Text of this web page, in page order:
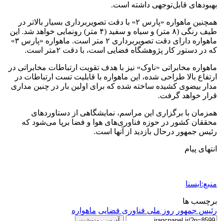
بهبودهای قابل‌توجهی داشته است.
همچنین ماهواره «پارس ۲» با دقت تصویربرداری بسیار بالاتر در
طیف رنگی (۸ متر) و سیاه و سفید (۴ متر) رونمایی خواهد شد. این
ماهواره دارای دقت تصویربرداری ۲ متر است. ماهواره «پارس ۳»
که در دستور کار پژوهشگاه فضایی است، با دقت ۲متر است.
ماهواره مخابراتی «ناوک» نیز با هدف تقویت ارتباطات مخابراتی در
ارتفاع بالا طراحی شده، این ماهواره با قابلیت تست ارتباطات در
مدار بیضوی کشیده ساخته شده که برای اولین بار در چنین مداری
قرار خواهد گرفت.
همزمان با برگزاری این مراسم، نمایشگاهی از دستاوردهای
محققان کشور در حوزه فناوری‌های هوا و فضا برپا می‌شود که
رئیس جمهور درحال بازدید از آنها است.
انتهای پیام
منبع:ایسنا
برچسب ها
رئيس جمهور روز ملی فناوری فضایی ماهواره